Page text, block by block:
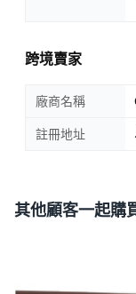
跨境賣家
廠商名稱
註冊地址
其他顧客一起購